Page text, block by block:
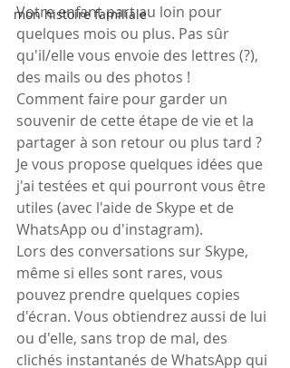
mon histoire familiale
Votre enfant part au loin pour
quelques mois ou plus. Pas sûr
qu'il/elle vous envoie des lettres (?),
des mails ou des photos !
Comment faire pour garder un
souvenir de cette étape de vie et la
partager à son retour ou plus tard ?
Je vous propose quelques idées que
j'ai testées et qui pourront vous être
utiles (avec l'aide de Skype et de
WhatsApp ou d'instagram).
Lors des conversations sur Skype,
même si elles sont rares, vous
pouvez prendre quelques copies
d'écran. Vous obtiendrez aussi de lui
ou d'elle, sans trop de mal, des
clichés instantanés de WhatsApp qui